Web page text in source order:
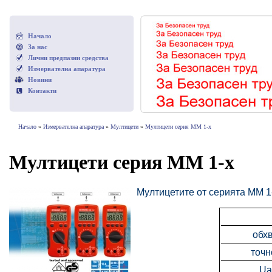
Начало
За нас
Лични предпазни средства
Измервателна апаратура
Новини
Контакти
Начало » Измервателна апаратура » Мултицети » Мултицети серия ММ 1-х
Мултицети серия ММ 1-х
Мултицетите от серията ММ